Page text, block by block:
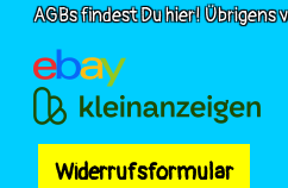
AGBs findest Du hier! Übrigens
Widerrufsformular